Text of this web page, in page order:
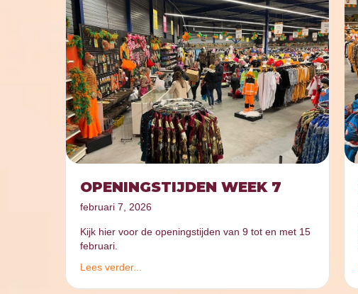
OPENINGSTIJDEN WEEK 7
februari 7, 2026
Kijk hier voor de openingstijden van 9 tot en met 15
februari.
Lees verder...